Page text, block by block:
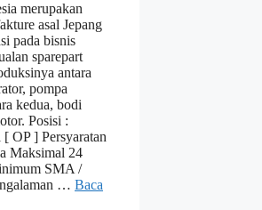
merupakan
asal Jepang
pada bisnis
sparepart
antara
pompa
kedua, bodi
Posisi :
OP ] Persyaratan
Maksimal 24
SMA /
… Baca